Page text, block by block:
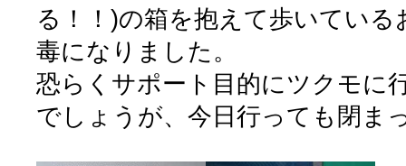
る！！)の箱を抱えて歩いてい
毒になりました。
恐らくサポート目的にツクモに
でしょうが、今日行っても閉ま